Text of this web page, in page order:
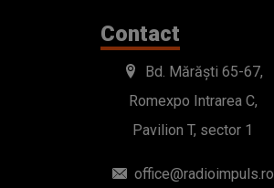
Contact
Bd. Mărăști 65-67,
Romexpo Intrarea C,
Pavilion T, sector 1
office@radioimpuls.ro